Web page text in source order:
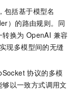
包括基于模型名
）的路由规则。同
换为 OpenAI 兼容
现多模型间的无缝
协议的多模
以一致方式调用文